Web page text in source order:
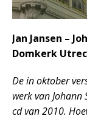
Jan Jansen –
Domkerk
De in oktober
werk van
cd van 2010.